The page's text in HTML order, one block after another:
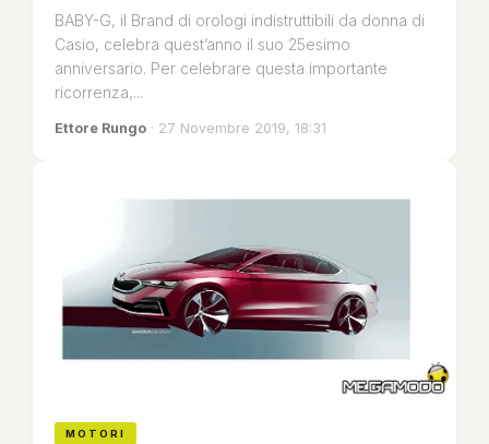
BABY-G, il Brand di orologi indistruttibili da donna di
Casio, celebra quest’anno il suo 25esimo
anniversario. Per celebrare questa importante
ricorrenza,...
Ettore Rungo · 27 Novembre 2019, 18:31
MOTORI